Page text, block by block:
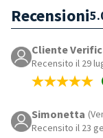
Recensioni
Cliente
Recensito il 29
Simonetta
Recensito il 23